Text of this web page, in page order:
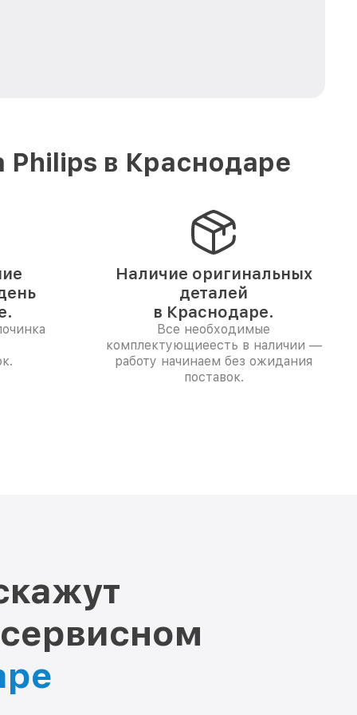
Philips в Краснодаре
Наличие оригинальных
деталей
в Краснодаре.
Все необходимые
комплектующиеесть в наличии —
работу начинаем без ожидания
поставок.